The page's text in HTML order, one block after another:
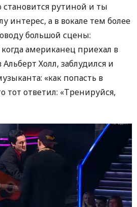
становится рутиной и ты
интерес, а в вокале тем более
большой сцены:
американец приехал в
Холл, заблудился и
«как попасть в
тот ответил: «Тренируйся,